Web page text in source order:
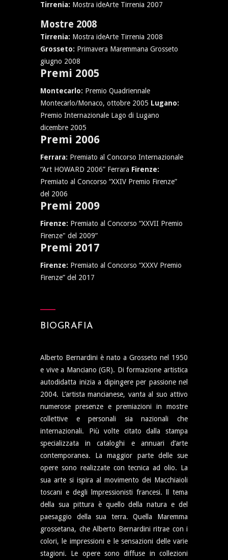
Tirrenia: Mostra ideArte Tirrenia 2007
Mostre 2008
Tirrenia: Mostra ideArte Tirrenia 2008
Grosseto: Primavera Maremmana Grosseto
giugno 2008
Premi 2005
Montecarlo: Premio Quadriennale
Montecarlo/Monaco, ottobre 2005 Lugano:
Premio Internazionale Lago di Lugano
dicembre 2005
Premi 2006
Ferrara: Premiato al Concorso Internazionale
“Art HOWARD 2006” Ferrara Firenze:
Premiato al Concorso “XXIV Premio Firenze”
del 2006
Premi 2009
Firenze: Premiato al Concorso “XXVII Premio
Firenze" del 2009”
Premi 2017
Firenze: Premiato al Concorso “XXXV Premio
Firenze” del 2017
BIOGRAFIA
Alberto Bernardini è nato a Grosseto nel 1950
e vive a Manciano (GR). Di formazione artistica
autodidatta inizia a dipingere per passione nel
2004. L’artista mancianese, vanta al suo attivo
numerose presenze e premiazioni in mostre
collettive e personali sia nazionali che
internazionali. Più volte citato dalla stampa
specializzata in cataloghi e annuari d’arte
contemporanea. La maggior parte delle sue
opere sono realizzate con tecnica ad olio. La
sua arte si ispira al movimento dei Macchiaioli
toscani e degli lmpressionisti francesi. ll tema
della sua pittura è quello della natura e del
paesaggio della sua terra. Quella Maremma
grossetana, che Alberto Bernardini ritrae con i
colori, le impressioni e le sensazioni delle varie
stagioni. Le opere sono diffuse in collezioni